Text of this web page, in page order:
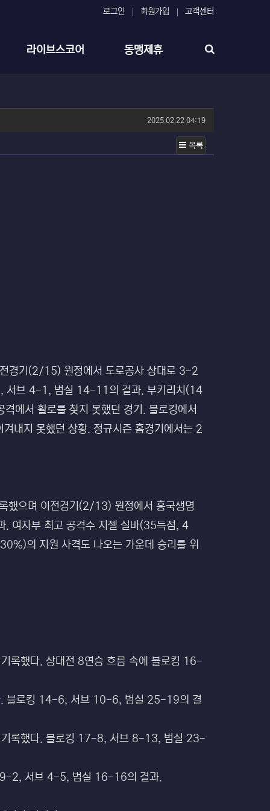
로그인 회원가입 고객센터
라이브스코어 동맹제휴
작성일
2025.02.22 04:19
목록
경기(2/15) 원정에서 도로공사 상대로 3-2
브 4-1, 범실 14-11의 결과. 부키리치(14
에서 활로를 찾지 못했던 경기. 블로킹에서
내지 못했던 상황. 정규시즌 홈경기에서는 2
으며 이전경기(2/13) 원정에서 흥국생명
자부 최고 공격수 지젤 실바(35득점, 4
의 지원 사격도 나오는 가운데 승리를 위
했다. 상대전 8연승 흐름 속에 블로킹 16-
블로킹 14-6, 서브 10-6, 범실 25-19의 결
록했다. 블로킹 17-8, 서브 8-13, 범실 23-
2, 서브 4-5, 범실 16-16의 결과.